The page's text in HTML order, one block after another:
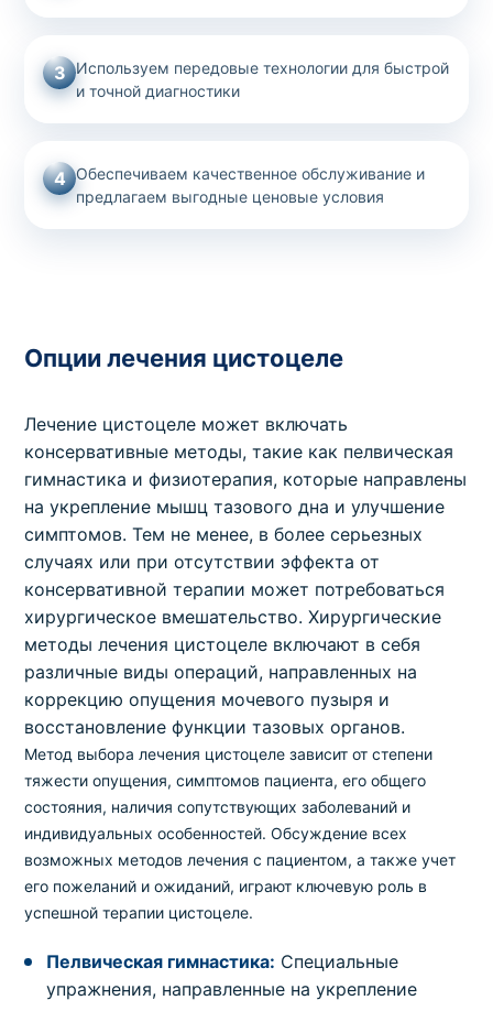
3 Используем передовые технологии для быстрой
и точной диагностики
4 Обеспечиваем качественное обслуживание и
предлагаем выгодные ценовые условия
Опции лечения цистоцеле
Лечение цистоцеле может включать
консервативные методы, такие как пелвическая
гимнастика и физиотерапия, которые направлены
на укрепление мышц тазового дна и улучшение
симптомов. Тем не менее, в более серьезных
случаях или при отсутствии эффекта от
консервативной терапии может потребоваться
хирургическое вмешательство. Хирургические
методы лечения цистоцеле включают в себя
различные виды операций, направленных на
коррекцию опущения мочевого пузыря и
восстановление функции тазовых органов.
Метод выбора лечения цистоцеле зависит от степени
тяжести опущения, симптомов пациента, его общего
состояния, наличия сопутствующих заболеваний и
индивидуальных особенностей. Обсуждение всех
возможных методов лечения с пациентом, а также учет
его пожеланий и ожиданий, играют ключевую роль в
успешной терапии цистоцеле.
Пелвическая гимнастика: Специальные
упражнения, направленные на укрепление